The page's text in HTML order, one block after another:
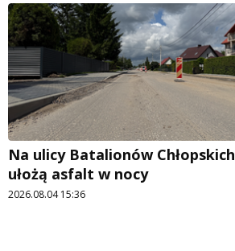
Na ulicy Batalionów Chłopskich
ułożą asfalt w nocy
2026.08.04 15:36